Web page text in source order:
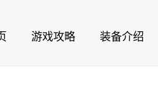
游戏攻略 装备介绍